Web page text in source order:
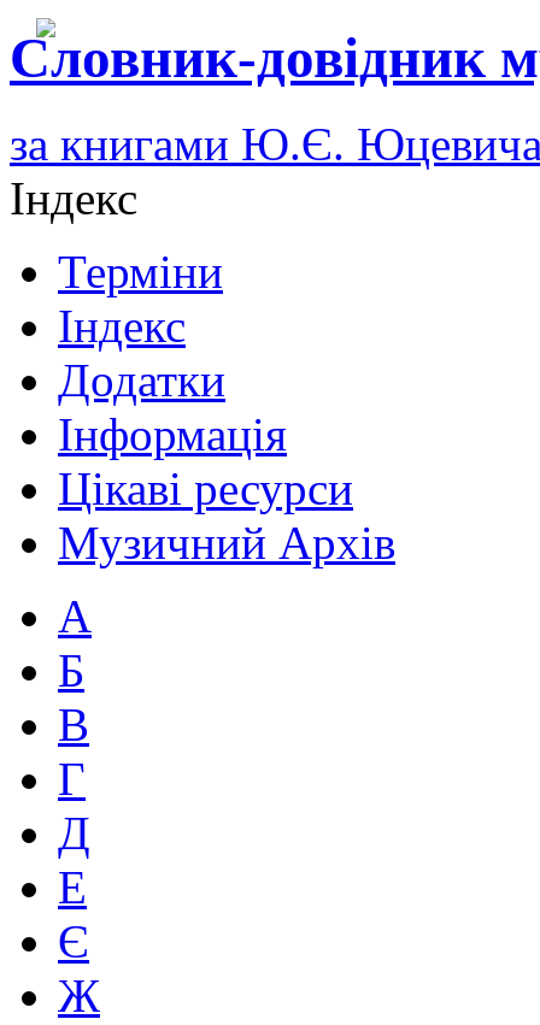
Словник-довідник
за книгами Ю.Є.
Індекс
Терміни
Індекс
Додатки
Інформація
Цікаві ресурси
Музичний Архів
А
Б
В
Г
Д
Е
Є
Ж